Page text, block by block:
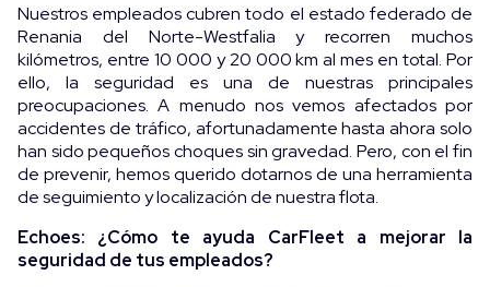
Nuestros empleados cubren todo el estado federado de
Renania del Norte-Westfalia y recorren muchos
kilómetros, entre 10 000 y 20 000 km al mes en total. Por
ello, la seguridad es una de nuestras principales
preocupaciones. A menudo nos vemos afectados por
accidentes de tráfico, afortunadamente hasta ahora solo
han sido pequeños choques sin gravedad. Pero, con el fin
de prevenir, hemos querido dotarnos de una herramienta
de seguimiento y localización de nuestra flota.
Echoes: ¿Cómo te ayuda CarFleet a mejorar la
seguridad de tus empleados?